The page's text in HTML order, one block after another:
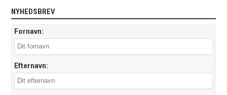
NYHEDSBREV
Fornavn:
Efternavn: